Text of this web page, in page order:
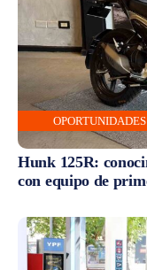
OPORTUNIDADES
Hunk 125R:
con equipo de